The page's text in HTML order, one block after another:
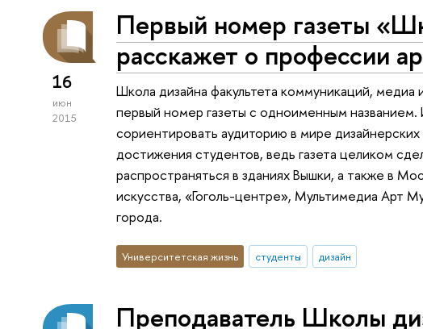
16
июн
2015
Первый номер газеты
расскажет о профессии
Школа дизайна факультета коммуникаций,
первый номер газеты с одноименным
сориентировать аудиторию в мире
достижения студентов, ведь газета целиком
распространяться в зданиях Вышки, а также в
искусства, «Гоголь-центре», Мультимедиа Арт
города.
Университетская жизнь студенты дизайн
Преподаватель Школы